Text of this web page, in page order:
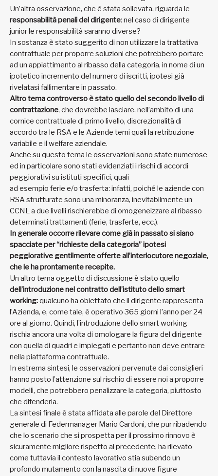
Un’altra osservazione, che è stata sollevata, riguarda le
responsabilità penali del dirigente: nel caso di dirigente
junior le responsabilità saranno diverse?
In sostanza è stato suggerito di non utilizzare la trattativa
contrattuale per proporre soluzioni che potrebbero portare
ad un appiattimento al ribasso della categoria, in nome di un
ipotetico incremento del numero di iscritti, ipotesi già
rivelatasi fallimentare in passato.
Altro tema controverso è stato quello del secondo livello di
contrattazione, che dovrebbe lasciare, nell’ambito di una
cornice contrattuale di primo livello, discrezionalità di
accordo tra le RSA e le Aziende temi quali la retribuzione
variabile e il welfare aziendale.
Anche su questo tema le osservazioni sono state numerose
ed in particolare sono stati evidenziati i rischi di accordi
peggiorativi su istituti specifici, quali
ad esempio ferie e/o trasferta: infatti, poiché le aziende con
RSA strutturate sono una minoranza, inevitabilmente un
CCNL a due livelli rischierebbe di omogeneizzare al ribasso
determinati trattamenti (ferie, trasferte, ecc.).
In generale occorre rilevare come già in passato si siano
spacciate per “richieste della categoria” ipotesi
peggiorative gentilmente offerte all’interlocutore negoziale,
che le ha prontamente recepite.
Un altro tema oggetto di discussione è stato quello
dell’introduzione nel contratto dell’istituto dello smart
working:qualcuno ha obiettato che il dirigente rappresenta
l’Azienda, e, come tale, è operativo 365 giorni l’anno per 24
ore al giorno. Quindi, l’introduzione dello smart working
rischia ancora una volta di omologare la figura del dirigente
con quella di quadri e impiegati e pertanto non deve entrare
nella piattaforma contrattuale.
In estrema sintesi, le osservazioni pervenute dai consiglieri
hanno posto l’attenzione sul rischio di essere noi a proporre
modelli, che potrebbero penalizzare la categoria, piuttosto
che difenderla.
La sintesi finale è stata affidata alle parole del Direttore
generale di Federmanager Mario Cardoni, che pur ribadendo
che lo scenario che si prospetta per il prossimo rinnovo è
sicuramente migliore rispetto al precedente, ha rilevato
come tuttavia il contesto lavorativo stia subendo un
profondo mutamento con la nascita di nuove figure